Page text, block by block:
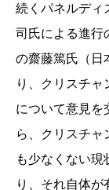
続くパネルディ
司氏による進行
の齋藤篤氏（日
り、クリスチャ
について意見を
ら、クリスチャ
も少なくない
り、それ自体が